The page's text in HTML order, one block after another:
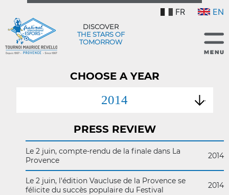
FR EN
DISCOVER
THE STARS OF
TOMORROW
CHOOSE A YEAR
2014
PRESS REVIEW
Le 2 juin, compte-rendu de la finale dans La
Provence
2014
Le 2 juin, l'édition Vaucluse de la Provence se
félicite du succès populaire du Festival
2014